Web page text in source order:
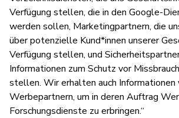
Verfügung stellen, die in den Google-
werden sollen, Marketingpartnern, die
über potenzielle Kund*innen unserer
Verfügung stellen, und
Informationen zum Schutz vor
stellen. Wir erhalten auch Informationen
Werbepartnern, um in deren Auftrag
Forschungsdienste zu erbringen.“